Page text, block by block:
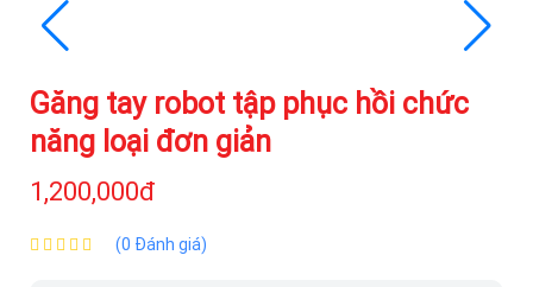
Găng tay robot tập phục hồi chức
năng loại đơn giản
1,200,000đ
(0 Đánh giá)